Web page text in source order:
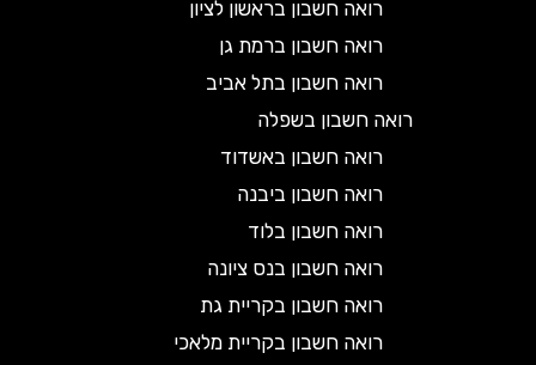
רואה חשבון בראשון לציון
רואה חשבון ברמת גן
רואה חשבון בתל אביב
רואה חשבון בשפלה
רואה חשבון באשדוד
רואה חשבון ביבנה
רואה חשבון בלוד
רואה חשבון בנס ציונה
רואה חשבון בקריית גת
רואה חשבון בקריית מלאכי